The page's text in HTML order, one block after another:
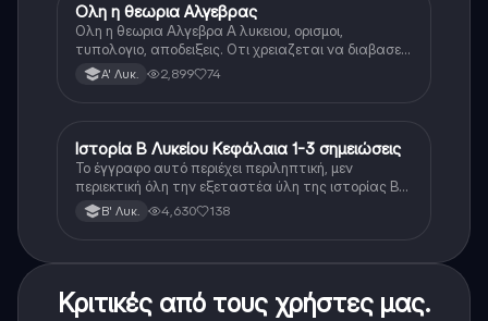
Μαθηματικά
Ολη η θεωρια Αλγεβρας
Ολη η θεωρια Αλγεβρα Α λυκειου, ορισμοι,
τυπολογιο, αποδειξεις. Οτι χρειαζεται να διαβασεις
για το θεωρητικο κομματι της αλγεβρας.
Α' Λυκ. 2,899 74
Ιστορία
Ιστορία Β Λυκείου Κεφάλαια 1-3 σημειώσεις
Το έγγραφο αυτό περιέχει περιληπτική, μεν
περιεκτική όλη την εξεταστέα ύλη της ιστορίας Β
λυκείου για τα πρώτα 3 Κεφάλαια, δηλαδή την
μισή ύλη. Το έγγραφο έχει γραφτεί με προσοχή και
Β' Λυκ. 4,630 138
Κριτικές από τους χρήστες μας.